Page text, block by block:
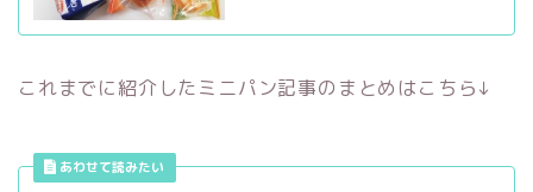
これまでに紹介したミニパン記事のまとめはこちら↓